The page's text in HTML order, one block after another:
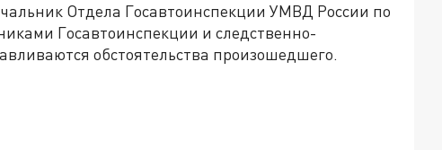
Отдела Госавтоинспекции УМВД России по
Госавтоинспекции и следственно-
обстоятельства произошедшего.